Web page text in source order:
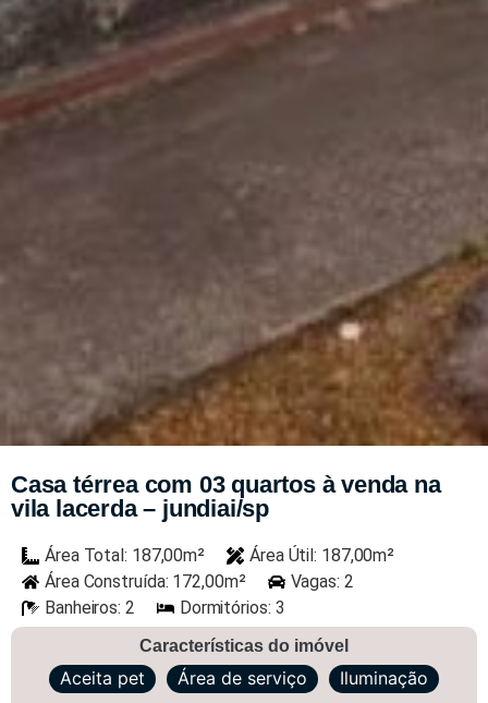
Casa térrea com 03 quartos à venda na
vila lacerda – jundiai/sp
Área Total: 187,00m²
Área Útil: 187,00m²
Área Construída: 172,00m²
Vagas: 2
Banheiros: 2
Dormitórios: 3
Características do imóvel
Aceita pet Área de serviço Iluminação